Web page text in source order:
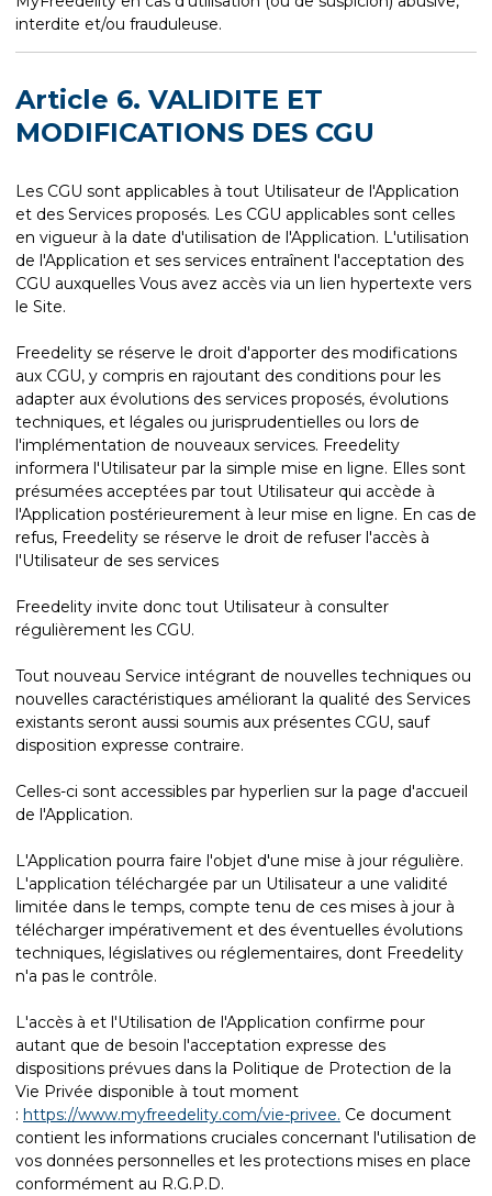
interdite et/ou frauduleuse.
Article 6. VALIDITE ET
MODIFICATIONS DES CGU
Les CGU sont applicables à tout Utilisateur de l'Application
et des Services proposés. Les CGU applicables sont celles
en vigueur à la date d'utilisation de l'Application. L'utilisation
de l'Application et ses services entraînent l'acceptation des
CGU auxquelles Vous avez accès via un lien hypertexte vers
le Site.
Freedelity se réserve le droit d'apporter des modifications
aux CGU, y compris en rajoutant des conditions pour les
adapter aux évolutions des services proposés, évolutions
techniques, et légales ou jurisprudentielles ou lors de
l'implémentation de nouveaux services. Freedelity
informera l'Utilisateur par la simple mise en ligne. Elles sont
présumées acceptées par tout Utilisateur qui accède à
l'Application postérieurement à leur mise en ligne. En cas de
refus, Freedelity se réserve le droit de refuser l'accès à
l'Utilisateur de ses services
Freedelity invite donc tout Utilisateur à consulter
régulièrement les CGU.
Tout nouveau Service intégrant de nouvelles techniques ou
nouvelles caractéristiques améliorant la qualité des Services
existants seront aussi soumis aux présentes CGU, sauf
disposition expresse contraire.
Celles-ci sont accessibles par hyperlien sur la page d'accueil
de l'Application.
L'Application pourra faire l'objet d'une mise à jour régulière.
L'application téléchargée par un Utilisateur a une validité
limitée dans le temps, compte tenu de ces mises à jour à
télécharger impérativement et des éventuelles évolutions
techniques, législatives ou réglementaires, dont Freedelity
n'a pas le contrôle.
L'accès à et l'Utilisation de l'Application confirme pour
autant que de besoin l'acceptation expresse des
dispositions prévues dans la Politique de Protection de la
Vie Privée disponible à tout moment
: https://www.myfreedelity.com/vie-privee. Ce document
contient les informations cruciales concernant l'utilisation de
vos données personnelles et les protections mises en place
conformément au R.G.P.D.